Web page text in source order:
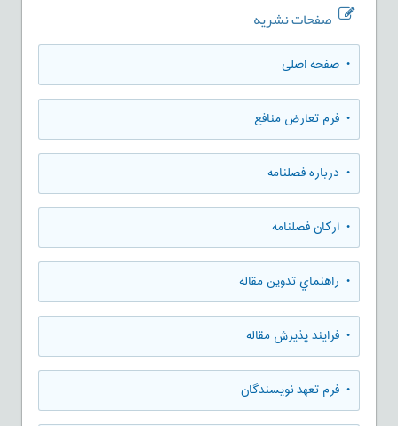
صفحات نشریه
• صفحه اصلی
• فرم تعارض منافع
• درباره فصلنامه
• ارکان فصلنامه
• راهنماي تدوين مقاله
• فرایند پذیرش مقاله
• فرم تعهد نويسندگان